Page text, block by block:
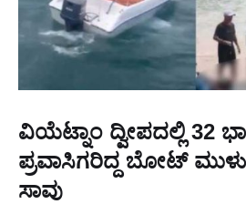
ವಿಯೆಟ್ನಾಂ ದ್ವೀಪದಲ್ಲಿ 32
ಪ್ರವಾಸಿಗರಿದ್ದ ಬೋಟ್‌
ಸಾವು